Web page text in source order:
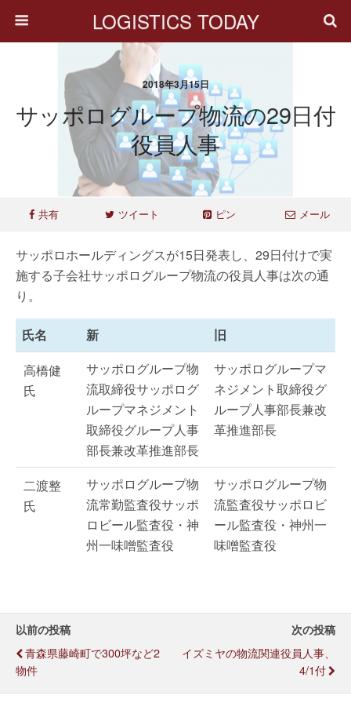
LOGISTICS TODAY
2018年3月15日
サッポログループ物流の29日付
役員人事
共有 ツイート ピン メール
サッポロホールディングスが15日発表し、29日付けで実
施する子会社サッポログループ物流の役員人事は次の通
り。
氏名 新
旧
高橋健
氏
サッポログループ物
流取締役サッポログ
ループマネジメント
取締役グループ人事
部長兼改革推進部長
サッポログループマ
ネジメント取締役グ
ループ人事部長兼改
革推進部長
二渡整
氏
サッポログループ物
流常勤監査役サッポ
ロビール監査役・神
州一味噌監査役
サッポログループ物
流監査役サッポロビ
ール監査役・神州一
味噌監査役
以前の投稿
青森県藤崎町で300坪など2
物件
次の投稿
イズミヤの物流関連役員人事、
4/1付